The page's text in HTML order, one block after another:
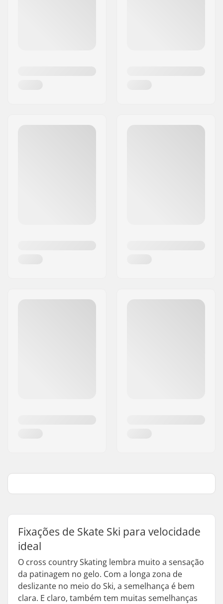
Fixações de Skate Ski para velocidade
ideal
O cross country Skating lembra muito a sensação
da patinagem no gelo. Com a longa zona de
deslizante no meio do Ski, a semelhança é bem
clara. E claro, também tem muitas semelhanças